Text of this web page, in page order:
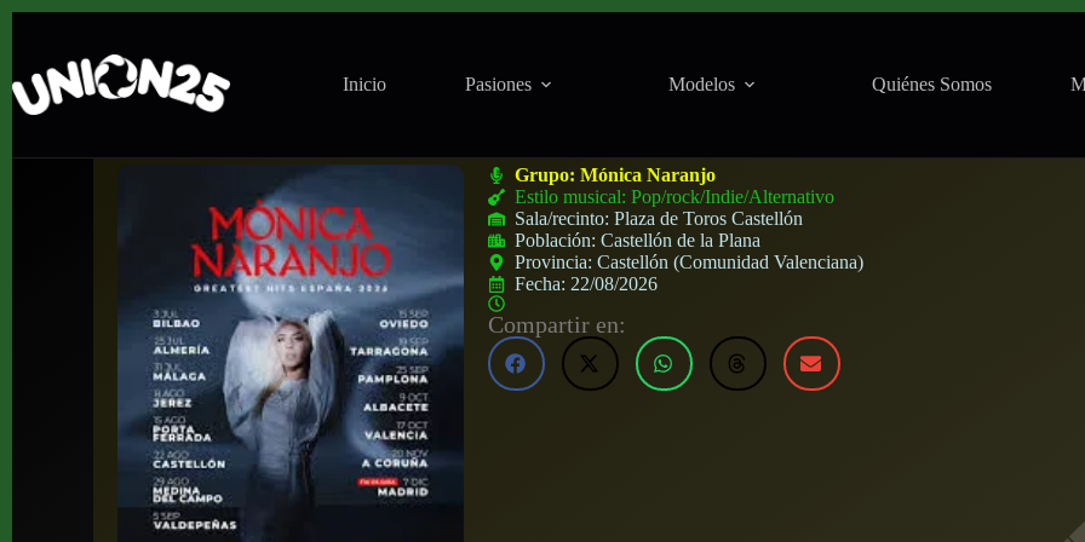
Inicio Pasiones Modelos Quiénes Somos
Grupo:Mónica Naranjo
Estilo musical: Pop/rock/Indie/Alternativo
Sala/recinto:Plaza de Toros Castellón
Población:Castellón de la Plana
Provincia:Castellón (Comunidad Valenciana)
Fecha: 22/08/2026
Compartir en: